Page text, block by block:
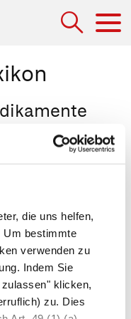
die uns helfen,
Um bestimmte
verwenden zu
Indem Sie
klicken,
zu. Dies
enger
verstopfte
und
Sie sollten nie
werden,
schädigen.